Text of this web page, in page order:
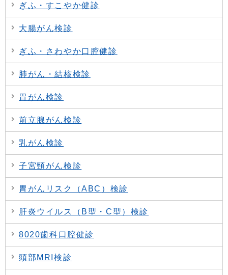
ぎふ・すこやか健診
大腸がん検診
ぎふ・さわやか口腔健診
肺がん・結核検診
胃がん検診
前立腺がん検診
乳がん検診
子宮頸がん検診
胃がんリスク（ABC）検診
肝炎ウイルス（B型・C型）検診
8020歯科口腔健診
頭部MRI検診